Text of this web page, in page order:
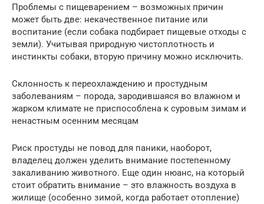
Проблемы с пищеварением – возможных причин
может быть две: некачественное питание или
воспитание (если собака подбирает пищевые отходы с
земли). Учитывая природную чистоплотность и
инстинкты собаки, вторую причину можно исключить.
Склонность к переохлаждению и простудным
заболеваниям – порода, зародившаяся во влажном и
жарком климате не приспособлена к суровым зимам и
ненастным осенним месяцам
Риск простуды не повод для паники, наоборот,
владелец должен уделить внимание постепенному
закаливанию животного. Еще один нюанс, на который
стоит обратить внимание – это влажность воздуха в
жилище (особенно зимой, когда работает отопление)